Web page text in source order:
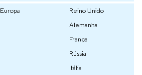
Europa
Reino Unido
Alemanha
França
Rússia
Itália